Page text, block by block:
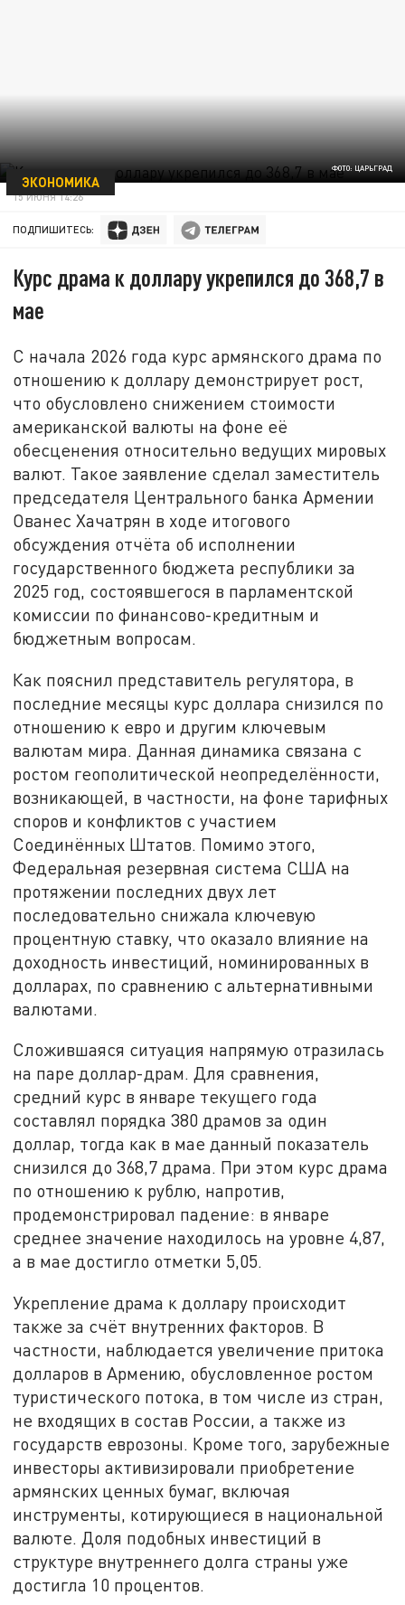
ФОТО: ЦАРЬГРАД
ЭКОНОМИКА
15 ИЮНЯ 14:26
ПОДПИШИТЕСЬ:
Курс драма к доллару укрепился до 368,7 в
мае
С начала 2026 года курс армянского драма по
отношению к доллару демонстрирует рост,
что обусловлено снижением стоимости
американской валюты на фоне её
обесценения относительно ведущих мировых
валют. Такое заявление сделал заместитель
председателя Центрального банка Армении
Ованес Хачатрян в ходе итогового
обсуждения отчёта об исполнении
государственного бюджета республики за
2025 год, состоявшегося в парламентской
комиссии по финансово-кредитным и
бюджетным вопросам.
Как пояснил представитель регулятора, в
последние месяцы курс доллара снизился по
отношению к евро и другим ключевым
валютам мира. Данная динамика связана с
ростом геополитической неопределённости,
возникающей, в частности, на фоне тарифных
споров и конфликтов с участием
Соединённых Штатов. Помимо этого,
Федеральная резервная система США на
протяжении последних двух лет
последовательно снижала ключевую
процентную ставку, что оказало влияние на
доходность инвестиций, номинированных в
долларах, по сравнению с альтернативными
валютами.
Сложившаяся ситуация напрямую отразилась
на паре доллар-драм. Для сравнения,
средний курс в январе текущего года
составлял порядка 380 драмов за один
доллар, тогда как в мае данный показатель
снизился до 368,7 драма. При этом курс драма
по отношению к рублю, напротив,
продемонстрировал падение: в январе
среднее значение находилось на уровне 4,87,
а в мае достигло отметки 5,05.
Укрепление драма к доллару происходит
также за счёт внутренних факторов. В
частности, наблюдается увеличение притока
долларов в Армению, обусловленное ростом
туристического потока, в том числе из стран,
не входящих в состав России, а также из
государств еврозоны. Кроме того, зарубежные
инвесторы активизировали приобретение
армянских ценных бумаг, включая
инструменты, котирующиеся в национальной
валюте. Доля подобных инвестиций в
структуре внутреннего долга страны уже
достигла 10 процентов.